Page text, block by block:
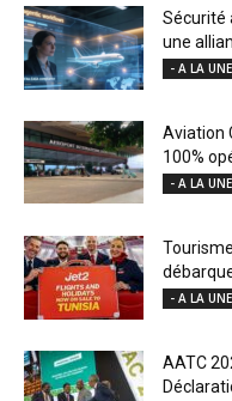
Sécurité
une
- A LA UNE
Aviation
100%
- A LA UNE
- A LA UNE
AATC